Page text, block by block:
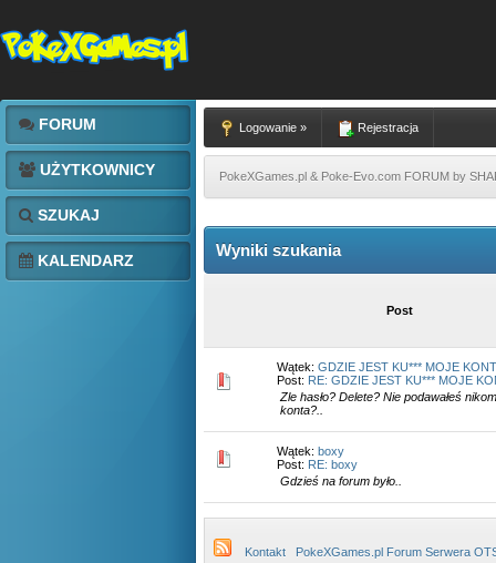
FORUM
UŻYTKOWNICY
SZUKAJ
KALENDARZ
Logowanie » Rejestracja
PokeXGames.pl & Poke-Evo.com FORUM by
Wyniki szukania
Post
Wątek: GDZIE JEST KU*** MOJE
Post: RE: GDZIE JEST KU*** MOJE
Zle hasło? Delete? Nie podawałeś
konta?..
Wątek: boxy
Post: RE: boxy
Gdzieś na forum było..
Kontakt PokeXGames.pl Forum Serwera